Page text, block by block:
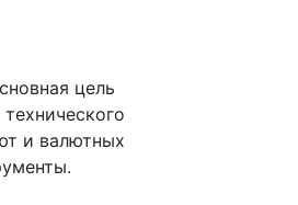
цель
и валютных